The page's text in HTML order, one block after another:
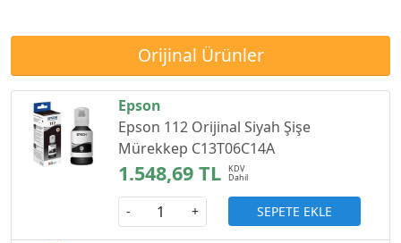
Orijinal Ürünler
Epson
Epson 112 Orijinal Siyah Şişe
Mürekkep C13T06C14A
1.548,69 TL
- + SEPETE EKLE